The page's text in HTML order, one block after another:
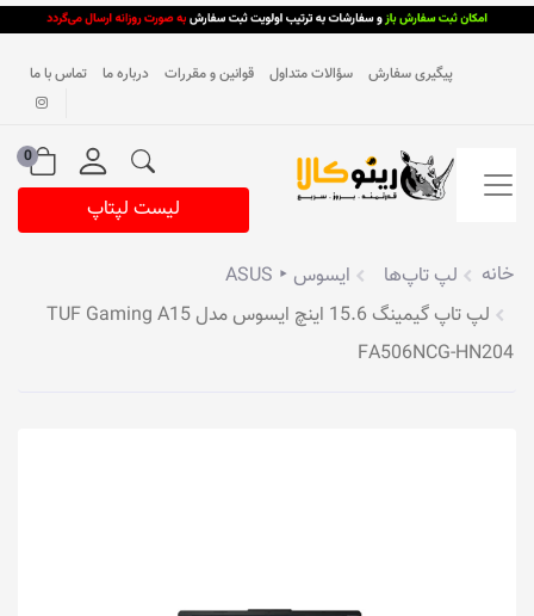
پیگیری سفارش سؤالات متداول قوانین و مقررات درباره ما تماس با ما
0
لیست لپتاپ
خانه لپ تاپ‌ها
ایسوس ‣ ASUS
لپ تاپ گیمینگ 15.6 اینچ ایسوس مدل TUF Gaming A15
FA506NCG-HN204